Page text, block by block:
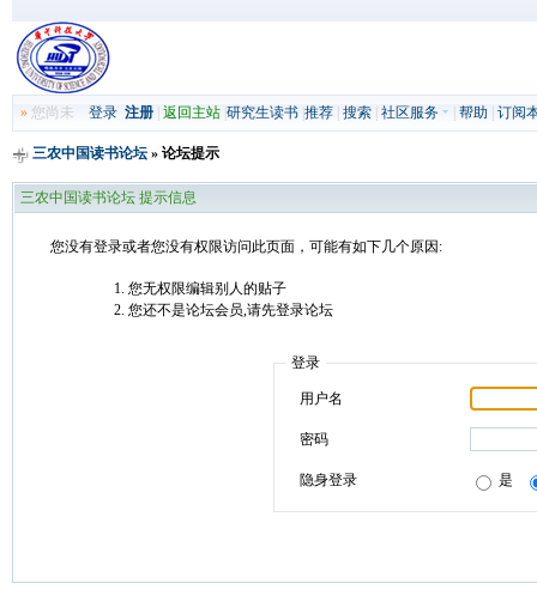
»您尚未 登录 注册| 返回主站| 研究生读书| 推荐| 搜索| 社区服务 帮助 订阅
三农中国读书论坛» 论坛提示
三农中国读书论坛 提示信息
您没有登录或者您没有权限访问此页面，可能有如下几个原因:
您无权限编辑别人的贴子
您还不是论坛会员,请先登录论坛
登录
用户名
密码
隐身登录 是